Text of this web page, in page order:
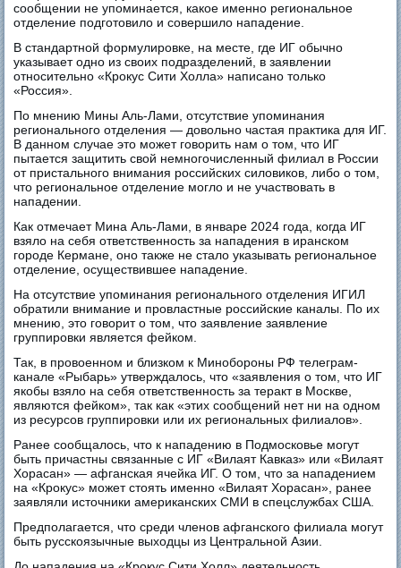
сообщении не упоминается, какое именно региональное
отделение подготовило и совершило нападение.
В стандартной формулировке, на месте, где ИГ обычно
указывает одно из своих подразделений, в заявлении
относительно «Крокус Сити Холла» написано только
«Россия».
По мнению Мины Аль-Лами, отсутствие упоминания
регионального отделения — довольно частая практика для ИГ.
В данном случае это может говорить нам о том, что ИГ
пытается защитить свой немногочисленный филиал в России
от пристального внимания российских силовиков, либо о том,
что региональное отделение могло и не участвовать в
нападении.
Как отмечает Мина Аль-Лами, в январе 2024 года, когда ИГ
взяло на себя ответственность за нападения в иранском
городе Кермане, оно также не стало указывать региональное
отделение, осуществившее нападение.
На отсутствие упоминания регионального отделения ИГИЛ
обратили внимание и провластные российские каналы. По их
мнению, это говорит о том, что заявление заявление
группировки является фейком.
Так, в провоенном и близком к Минобороны РФ телеграм-
канале «Рыбарь» утверждалось, что «заявления о том, что ИГ
якобы взяло на себя ответственность за теракт в Москве,
являются фейком», так как «этих сообщений нет ни на одном
из ресурсов группировки или их региональных филиалов».
Ранее сообщалось, что к нападению в Подмосковье могут
быть причастны связанные с ИГ «Вилаят Кавказ» или «Вилаят
Хорасан» — афганская ячейка ИГ. О том, что за нападением
на «Крокус» может стоять именно «Вилаят Хорасан», ранее
заявляли источники американских СМИ в спецслужбах США.
Предполагается, что среди членов афганского филиала могут
быть русскоязычные выходцы из Центральной Азии.